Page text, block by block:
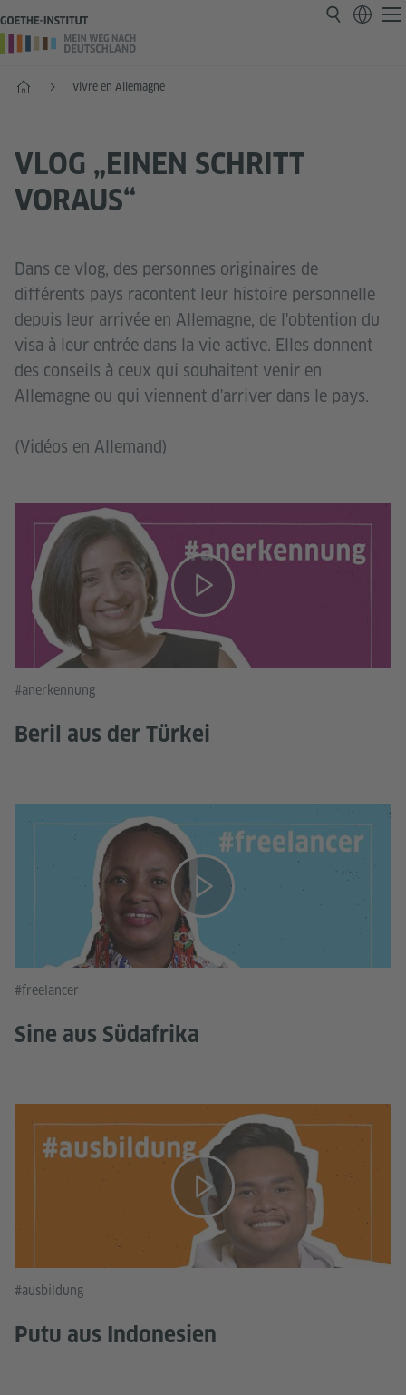
Accueil Vivre en Allemagne
VLOG „EINEN SCHRITT
VORAUS“
Dans ce vlog, des personnes originaires de
différents pays racontent leur histoire personnelle
depuis leur arrivée en Allemagne, de l'obtention du
visa à leur entrée dans la vie active. Elles donnent
des conseils à ceux qui souhaitent venir en
Allemagne ou qui viennent d'arriver dans le pays.
(Vidéos en Allemand)
#anerkennung
Beril aus der Türkei
#freelancer
Sine aus Südafrika
#ausbildung
Putu aus Indonesien